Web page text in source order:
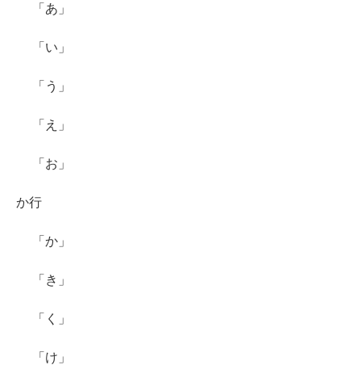
「あ」
「い」
「う」
「え」
「お」
か行
「か」
「き」
「く」
「け」